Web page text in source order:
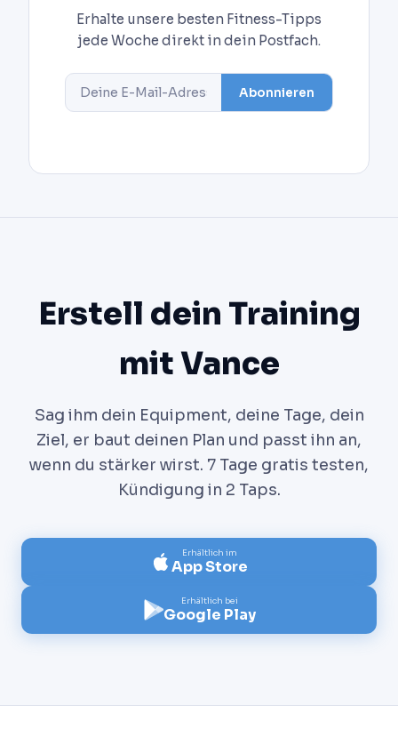
Erhalte unsere besten Fitness-Tipps
jede Woche direkt in dein Postfach.
Abonnieren
Erstell dein Training
mit Vance
Sag ihm dein Equipment, deine Tage, dein
Ziel, er baut deinen Plan und passt ihn an,
wenn du stärker wirst. 7 Tage gratis testen,
Kündigung in 2 Taps.
Erhältlich im
App Store
Erhältlich bei
Google Play